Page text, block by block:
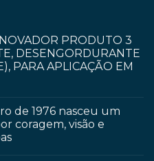
PRODUTO 3
DESENGORDURANTE
PARA APLICAÇÃO EM
de 1976 nasceu um
coragem, visão e